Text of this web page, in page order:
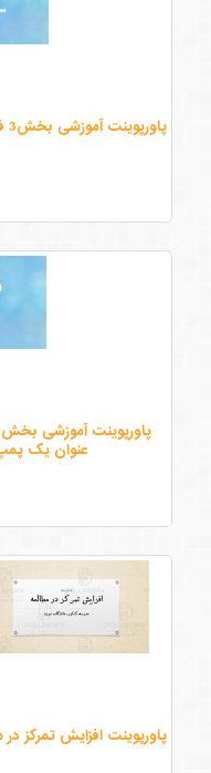
پاورپوینت آموزشی بخش3 فصل 11 گایتون- الکتروکاردیوگرام طبیعی
عنوان یک
پاورپوینت افزایش تمرکز در